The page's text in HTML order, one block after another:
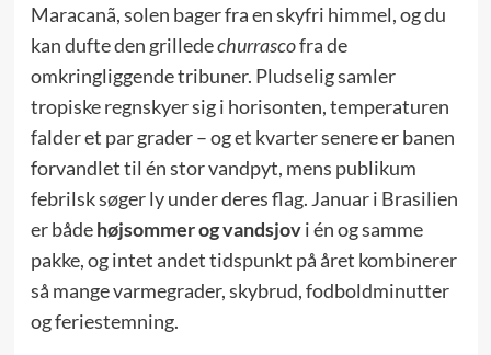
Maracanã, solen bager fra en skyfri himmel, og du
kan dufte den grilledechurrascofra de
omkringliggende tribuner. Pludselig samler
tropiske regnskyer sig i horisonten, temperaturen
falder et par grader – og et kvarter senere er banen
forvandlet til én stor vandpyt, mens publikum
febrilsk søger ly under deres flag. Januar i Brasilien
er bådehøjsommer og vandsjovi én og samme
pakke, og intet andet tidspunkt på året kombinerer
så mange varmegrader, skybrud, fodboldminutter
og feriestemning.